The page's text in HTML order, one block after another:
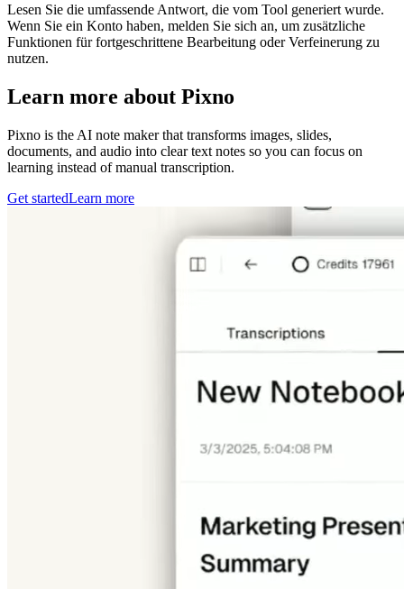
Lesen Sie die umfassende Antwort, die vom Tool generiert wurde.
Wenn Sie ein Konto haben, melden Sie sich an, um zusätzliche
Funktionen für fortgeschrittene Bearbeitung oder Verfeinerung zu
nutzen.
Learn more about Pixno
Pixno is the AI note maker that transforms images, slides,
documents, and audio into clear text notes so you can focus on
learning instead of manual transcription.
Get startedLearn more